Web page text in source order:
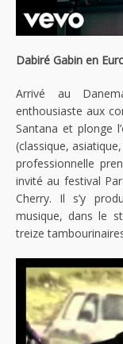
Dabiré Gabin en
Arrivé au
enthousiaste aux
Santana et plonge
(classique,
professionnelle
invité au festival
Cherry. Il s’y
musique, dans le
treize